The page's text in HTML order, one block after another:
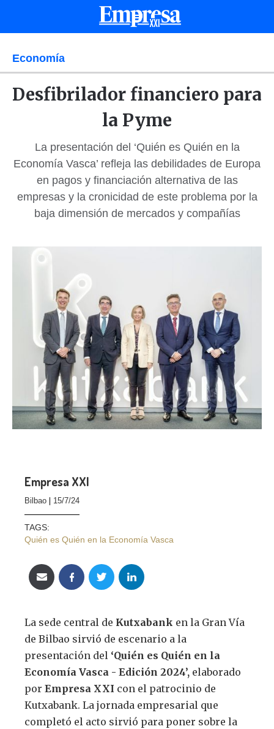
Economía
Desfibrilador financiero para
la Pyme
La presentación del ‘Quién es Quién en la
Economía Vasca’ refleja las debilidades de Europa
en pagos y financiación alternativa de las
empresas y la cronicidad de este problema por la
baja dimensión de mercados y compañías
Empresa XXI
Bilbao 15/7/24
TAGS:
Quién es Quién en la Economía Vasca
La sede central de Kutxabank en la Gran Vía
de Bilbao sirvió de escenario a la
presentación del ‘Quién es Quién en la
Economía Vasca - Edición 2024’, elaborado
por Empresa XXI con el patrocinio de
Kutxabank. La jornada empresarial que
completó el acto sirvió para poner sobre la